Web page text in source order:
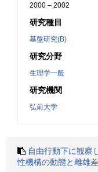
2000 – 2002
研究種目
基盤研究(B)
研究分野
生理学一般
研究機関
弘前大学
自由行動下に観察
性機構の動態と雌雄差